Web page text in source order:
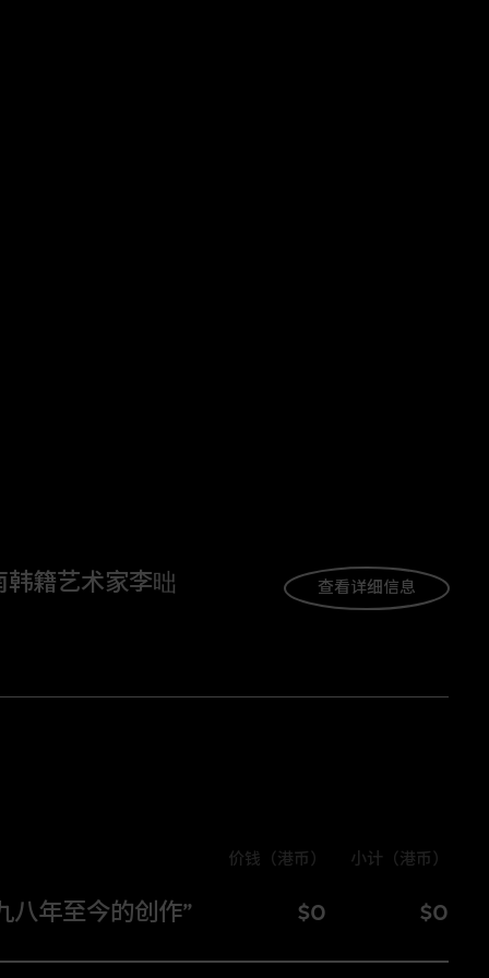
籍艺术家李昢 查看详细信息
价钱（港币） 小计（港币）
八年至今的创作” 价钱（港币）
$0 小
$0